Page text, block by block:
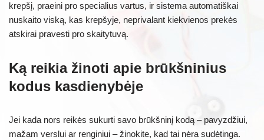
krepšį, praeini pro specialius vartus, ir sistema automatiškai
nuskaito viską, kas krepšyje, neprivalant kiekvienos prekės
atskirai pravesti pro skaitytuvą.
Ką reikia žinoti apie brūkšninius
kodus kasdienybėje
Jei kada nors reikės sukurti savo brūkšninį kodą – pavyzdžiui,
mažam verslui ar renginiui – žinokite, kad tai nėra sudėtinga.